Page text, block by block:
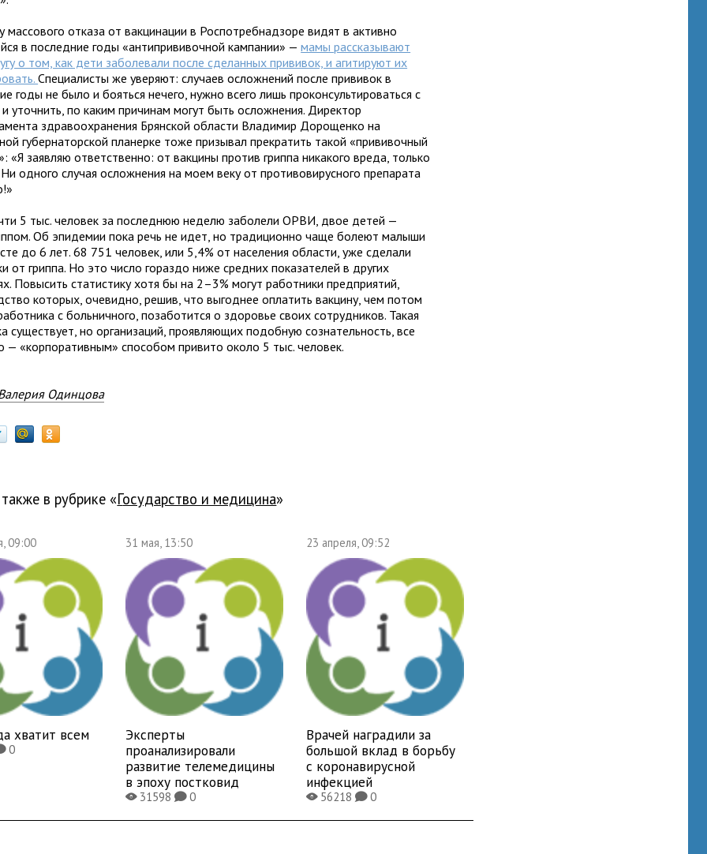
массового отказа от вакцинации в Роспотребнадзоре видят в активно
в последние годы «антипрививочной кампании» —мамы рассказывают
о том, как дети заболевали после сделанных прививок, и агитируют их
Специалисты же уверяют: случаев осложнений после прививок в
годы не было и бояться нечего, нужно всего лишь проконсультироваться с
уточнить, по каким причинам могут быть осложнения. Директор
здравоохранения Брянской области Владимир Дорощенко на
губернаторской планерке тоже призывал прекратить такой «прививочный
«Я заявляю ответственно: от вакцины против гриппа никакого вреда, только
Ни одного случая осложнения на моем веку от противовирусного препарата
5 тыс. человек за последнюю неделю заболели ОРВИ, двое детей —
Об эпидемии пока речь не идет, но традиционно чаще болеют малыши
до 6 лет. 68 751 человек, или 5,4% от населения области, уже сделали
от гриппа. Но это число гораздо ниже средних показателей в других
Повысить статистику хотя бы на 2–3% могут работники предприятий,
которых, очевидно, решив, что выгоднее оплатить вакцину, чем потом
с больничного, позаботится о здоровье своих сотрудников. Такая
существует, но организаций, проявляющих подобную сознательность, все
— «корпоративным» способом привито около 5 тыс. человек.
Одинцова
в рубрике « государство и медицина»
09:00
хватит всем
0
31 мая, 13:50
Эксперты
проанализировали
развитие телемедицины
в эпоху постковид
X31598K0
23 апреля, 09:52
Врачей наградили за
большой вклад в борьбу
с коронавирусной
инфекцией
X56218K0